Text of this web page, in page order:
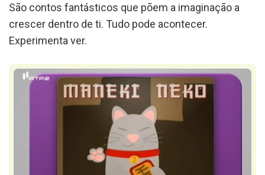
São contos fantásticos que põem a imaginação a
crescer dentro de ti. Tudo pode acontecer.
Experimenta ver.